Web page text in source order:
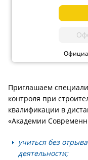
Приглашаем
контроля при
квалификации в
«Академии
учиться без
деятельности;